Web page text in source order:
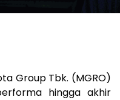
Group Tbk. (MGRO)
hingga akhir